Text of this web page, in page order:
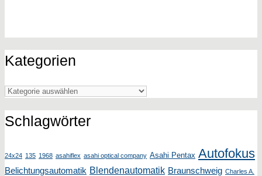
Kategorien
Kategorien
Schlagwörter
24x24 135 1968 asahiflex asahi optical company Asahi Pentax Autofokus
Belichtungsautomatik Blendenautomatik Braunschweig Charles A.